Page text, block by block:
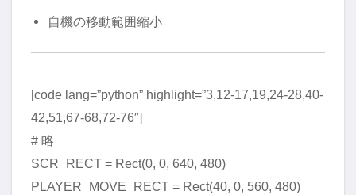
自機の移動範囲縮小
[code lang=”python” highlight=”3,12-17,19,24-28,40-
42,51,67-68,72-76″]
# 略
SCR_RECT = Rect(0, 0, 640, 480)
PLAYER_MOVE_RECT = Rect(40, 0, 560, 480)